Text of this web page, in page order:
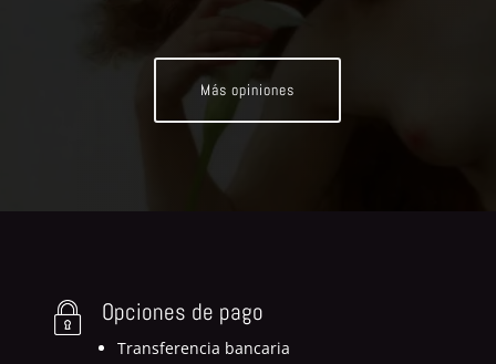
Más opiniones
Opciones de pago
Transferencia bancaria